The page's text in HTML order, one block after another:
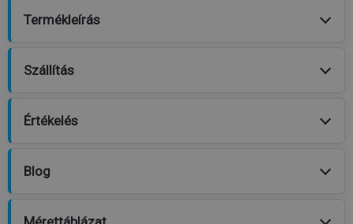
Termékleírás
Szállítás
Értékelés
Blog